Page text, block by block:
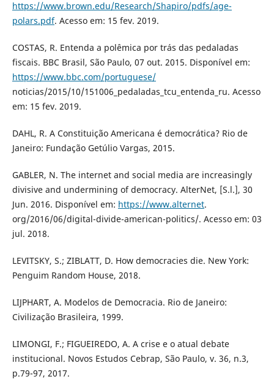
https://www.brown.edu/Research/Shapiro/pdfs/age-
polars.pdf. Acesso em: 15 fev. 2019.
COSTAS, R. Entenda a polêmica por trás das pedaladas
fiscais. BBC Brasil, São Paulo, 07 out. 2015. Disponível em:
https://www.bbc.com/portuguese/
noticias/2015/10/151006_pedaladas_tcu_entenda_ru. Acesso
em: 15 fev. 2019.
DAHL, R. A Constituição Americana é democrática? Rio de
Janeiro: Fundação Getúlio Vargas, 2015.
GABLER, N. The internet and social media are increasingly
divisive and undermining of democracy. AlterNet, [S.l.], 30
Jun. 2016. Disponível em: https://www.alternet.
org/2016/06/digital-divide-american-politics/. Acesso em: 03
jul. 2018.
LEVITSKY, S.; ZIBLATT, D. How democracies die. New York:
Penguim Random House, 2018.
LIJPHART, A. Modelos de Democracia. Rio de Janeiro:
Civilização Brasileira, 1999.
LIMONGI, F.; FIGUEIREDO, A. A crise e o atual debate
institucional. Novos Estudos Cebrap, São Paulo, v. 36, n.3,
p.79-97, 2017.